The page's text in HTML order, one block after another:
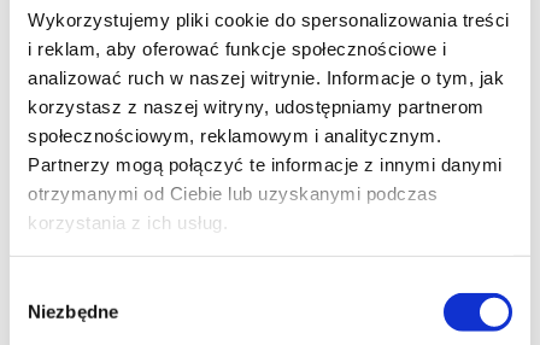
Wykorzystujemy pliki cookie do spersonalizowania treści
i reklam, aby oferować funkcje społecznościowe i
analizować ruch w naszej witrynie. Informacje o tym, jak
korzystasz z naszej witryny, udostępniamy partnerom
społecznościowym, reklamowym i analitycznym.
Partnerzy mogą połączyć te informacje z innymi danymi
otrzymanymi od Ciebie lub uzyskanymi podczas
korzystania z ich usług.
zgody
Niezbędne